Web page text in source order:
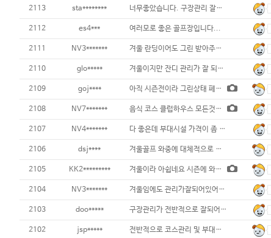
2113 sta******** 너무좋았습니다. 구장관리 잘하는듯요..
2112 es4*** 여러모로 좋은 골프장입니다...
2111 NV3******* 겨울 란딩이어도 그린 받아주고 캐디분이 분위
2110 glo***** 겨울이지만 잔디 관리가 잘 되어 있네요. 즐
2109 goj**** 아직 시즌전이라 그린상태 페이웨이상태는 별루
2108 NV7******* 음식 코스 클럽하우스 모든것이 잘관리돼
2107 NV4******* 다 좋은데 부대시설 가격이 좀 있는편입니다.
2106 dsj**** 겨울골프 와중에 대체적으로 잘치고 왔네요.
2105 KK2********* 겨울이라 아쉽네요 시즌에 와보고 싶어요
2104 NV3******* 겨울임에도 관리가잘되어있어서 좋았습니다...
2103 doo***** 구장관리가 전반적으로 잘되어 있어서 만족했습
2102 jsp***** 전반적으로 코스관리 및 부대시설등등 만족하였